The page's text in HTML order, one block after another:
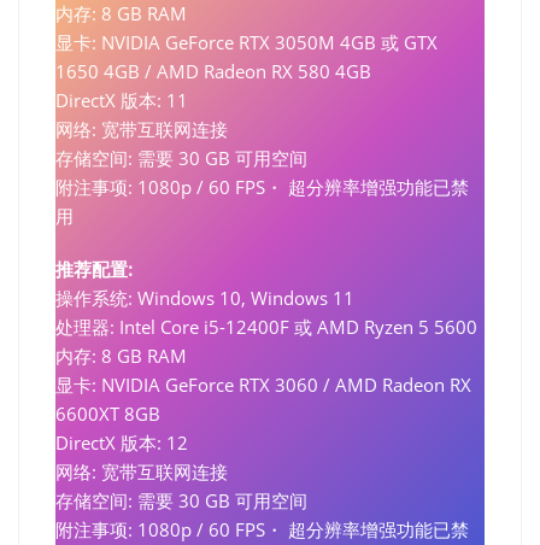
内存: 8 GB RAM
显卡: NVIDIA GeForce RTX 3050M 4GB 或 GTX
1650 4GB / AMD Radeon RX 580 4GB
DirectX 版本: 11
网络: 宽带互联网连接
存储空间: 需要 30 GB 可用空间
附注事项: 1080p / 60 FPS・ 超分辨率增强功能已禁
用
推荐配置:
操作系统: Windows 10, Windows 11
处理器: Intel Core i5-12400F 或 AMD Ryzen 5 5600
内存: 8 GB RAM
显卡: NVIDIA GeForce RTX 3060 / AMD Radeon RX
6600XT 8GB
DirectX 版本: 12
网络: 宽带互联网连接
存储空间: 需要 30 GB 可用空间
附注事项: 1080p / 60 FPS・ 超分辨率增强功能已禁